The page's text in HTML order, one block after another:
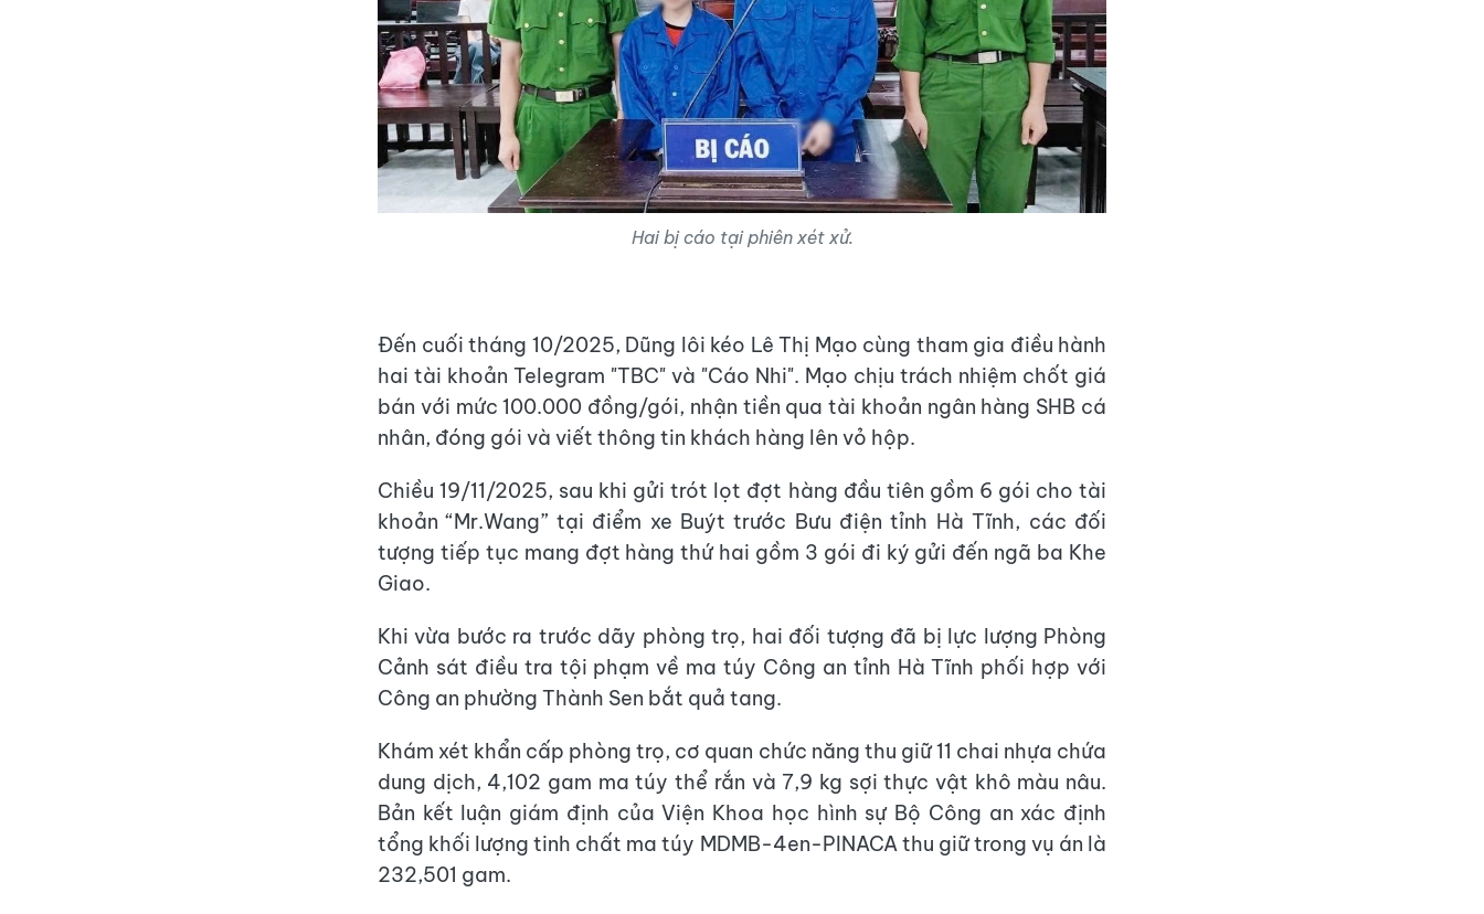
Hai bị cáo tại phiên xét xử.
Đến cuối tháng 10/2025, Dũng lôi kéo Lê Thị Mạo cùng tham gia điều hành
hai tài khoản Telegram "TBC" và "Cáo Nhi". Mạo chịu trách nhiệm chốt giá
bán với mức 100.000 đồng/gói, nhận tiền qua tài khoản ngân hàng SHB cá
nhân, đóng gói và viết thông tin khách hàng lên vỏ hộp.
Chiều 19/11/2025, sau khi gửi trót lọt đợt hàng đầu tiên gồm 6 gói cho tài
khoản “Mr.Wang” tại điểm xe Buýt trước Bưu điện tỉnh Hà Tĩnh, các đối
tượng tiếp tục mang đợt hàng thứ hai gồm 3 gói đi ký gửi đến ngã ba Khe
Giao.
Khi vừa bước ra trước dãy phòng trọ, hai đối tượng đã bị lực lượng Phòng
Cảnh sát điều tra tội phạm về ma túy Công an tỉnh Hà Tĩnh phối hợp với
Công an phường Thành Sen bắt quả tang.
Khám xét khẩn cấp phòng trọ, cơ quan chức năng thu giữ 11 chai nhựa chứa
dung dịch, 4,102 gam ma túy thể rắn và 7,9 kg sợi thực vật khô màu nâu.
Bản kết luận giám định của Viện Khoa học hình sự Bộ Công an xác định
tổng khối lượng tinh chất ma túy MDMB-4en-PINACA thu giữ trong vụ án là
232,501 gam.